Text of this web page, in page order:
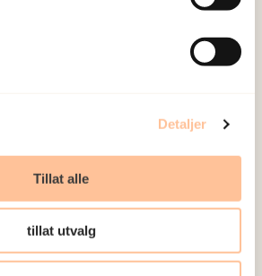
Detaljer
Tillat alle
tillat utvalg
man best kan legge opp
terror. Tilnærmingen til
oppfølging varierte til dels
retningslinjer har
forutsetninger, helsesystem
stor innflytelse på de ulike
seg mot terror på.
tidligere erfaringer med